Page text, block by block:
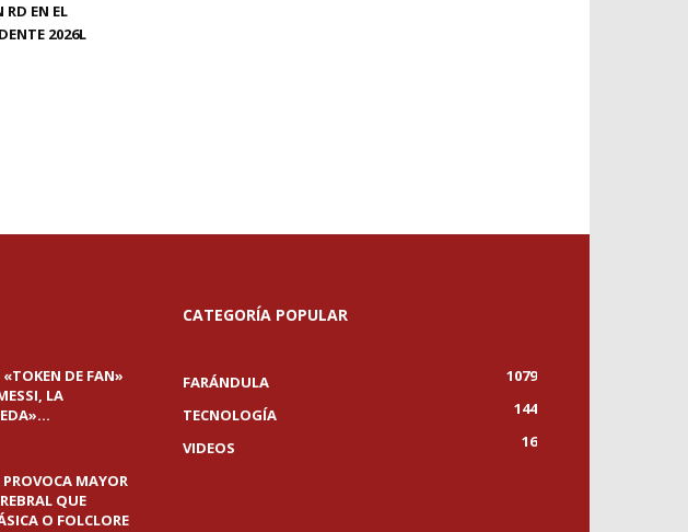
RD EN EL
2026L
DE FAN»
LA
PROVOCA MAYOR
QUE
O FOLCLORE
CATEGORÍA POPULAR
FARÁNDULA
1079
TECNOLOGÍA
144
VIDEOS
16